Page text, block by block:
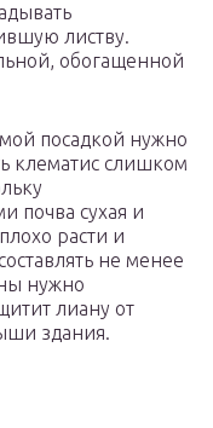
листву.
обогащенной
посадкой нужно
клематис слишком
почва сухая и
расти и
не менее
нужно
лиану от
здания.